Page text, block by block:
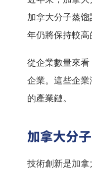
加拿大分子蒸
年仍將保持較高
從企業數量來
企業。這些企
的產業鏈。
加拿大分
技術創新是加